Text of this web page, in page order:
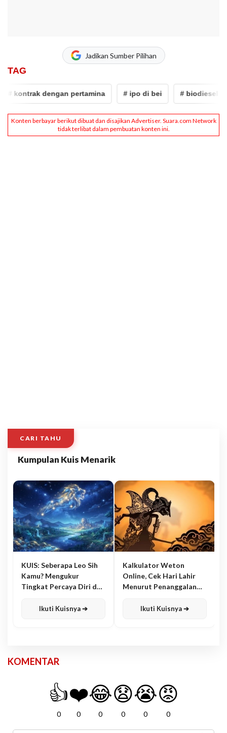
Jadikan Sumber Pilihan
TAG
# kontrak dengan pertamina # ipo di bei # biodiesel
CARI TAHU
Kumpulan Kuis Menarik
KUIS: Seberapa Leo Sih
Kamu? Mengukur
Tingkat Percaya Diri dan
Ikuti Kuisnya ➔
Kalkulator Weton
Online, Cek Hari Lahir
Menurut Penanggalan
Ikuti Kuisnya ➔
KOMENTAR
👍
0
❤️
0
😂
0
😧
0
😭
0
😡
0